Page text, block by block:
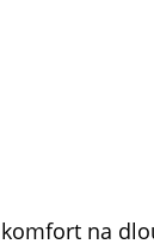
komfort na